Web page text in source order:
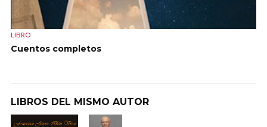
LIBRO
Cuentos completos
LIBROS DEL MISMO AUTOR